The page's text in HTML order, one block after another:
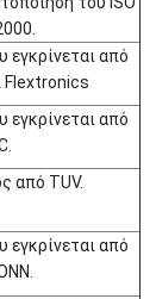
εγκρίνεται από
Flextronics
εγκρίνεται από
από TUV.
εγκρίνεται από